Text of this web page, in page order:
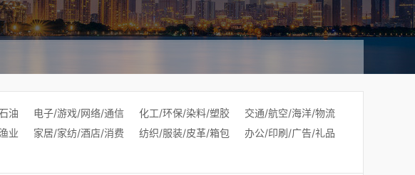
油 电子/游戏/网络/通信 化工/环保/染料/塑胶
交通/航空/海洋/物流
业 家居/家纺/酒店/消费 纺织/服装/皮革/箱包
办公/印刷/广告/礼品